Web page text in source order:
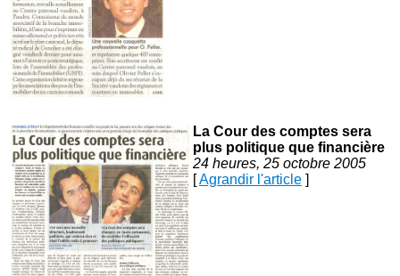
La Cour des comptes sera
plus politique que financière
24 heures, 25 octobre 2005
[Agrandir l'article]